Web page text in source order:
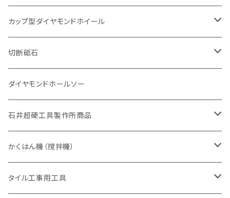
セグメント（特殊凸凹加工チップ
セグメントタイプ
一般道路カッター用
鋳鉄管切断用
セグメントタイプ
埋設鋳鉄管工事対応タイプ
ヒューム管・U字溝切断用
セグメント
セグメント（特殊凸凹加工チップ
アスファルト切断用
一般道路カッター用
セグメント（特殊凸凹加工チップ
セグメント
セグメント（特殊凸凹加工チップ
インターロッキング切断用
セグメントタイプ
一般道路カッター用
鋳鉄管切断用
セグメントタイプ
埋設鋳鉄管工事対応タイプ
ヒューム管・U字溝切断用
セグメントタイプ
セグメント（特殊凸凹加工チップ
アスファルト切断用
一般道路カッター用
セグメントタイプ
一般道路カッター用
鋳鉄管切断用
セグメントタイプ
埋設鋳鉄管工事対応タイプ
ヒューム管・U字溝切断用
セグメントタイプ
アスファルト切断用
一般道路カッター用
有効長 370mm
有効長 250mm
M27
有効長 250mm
255mm（10インチ）
305mm（12インチ）
道路（コンクリート舗装面）
255mm（10インチ）
305mm（12インチ）
道路（アス・コン兼用）
305mm（12インチ）
355mm（14インチ）
V型チップ
ストレート型チップ
U型チップ
カップ型ダイヤモンドホイール
100mm（4インチ）
125mm（5インチ）
切断砥石
金属用
305mm（12インチ）
355mm（14インチ）
非金属用
305mm（12インチ）
355mm（14インチ）
ダイヤモンドホールソー
石井超硬工具製作所商品
押し切り（タイル切断機）
本体
電動切断機
かくはん機（撹拌機）
本体
タイル工事用工具